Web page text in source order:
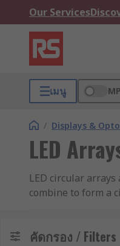
Our Services
เมนู
/ Displays &
LED
LED circular
combine to form a
A LED circular
consists of
คัดกรอง / Filters